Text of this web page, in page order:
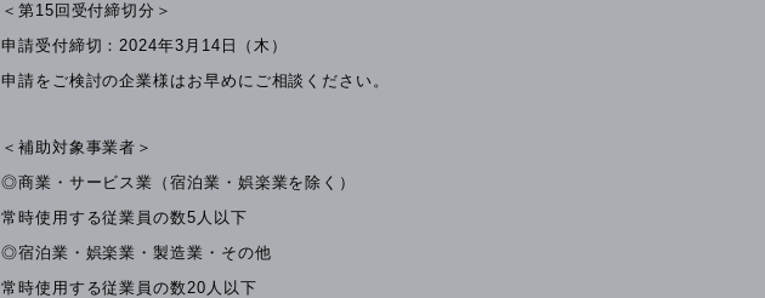
＜第15回受付締切分＞
申請受付締切：2024年3月14日（木）
申請をご検討の企業様はお早めにご相談ください。
＜補助対象事業者＞
◎商業・サービス業（宿泊業・娯楽業を除く）
常時使用する従業員の数5人以下
◎宿泊業・娯楽業・製造業・その他
常時使用する従業員の数20人以下